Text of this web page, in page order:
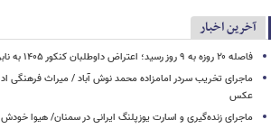
آخرین اخبار
فاصله ۲۰ روزه به ۹ روز رسید؛ اعتراض داوطلبان کنکور ۱۴۰۵ به نابرابری آموزشی
ماجرای تخریب سردر امامزاده محمد نوش ‌آباد / میراث فرهنگی
عکس
ماجرای زنده‌گیری و اسارت یوزپلنگ ایرانی در سمنان/ هیوا خودش